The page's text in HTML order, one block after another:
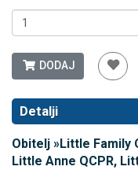
DODAJ
Detalji
Obitelj »Little Family
Little Anne QCPR,